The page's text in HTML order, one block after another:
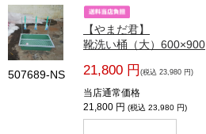
507689-NS
【やまだ君】
靴洗い桶（大）600×900
21,800 円 (税込 23,980 円)
当店通常価格
21,800 円 (税込 23,980 円)